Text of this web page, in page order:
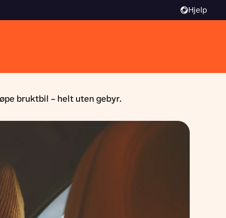
Hjelp
bruktbil – helt uten gebyr.